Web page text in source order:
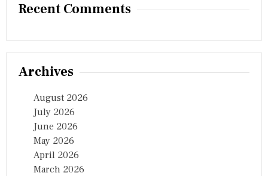
Recent Comments
Archives
August 2026
July 2026
June 2026
May 2026
April 2026
March 2026